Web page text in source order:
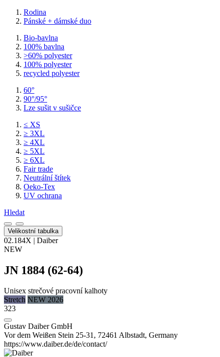
Rodina
Pánské + dámské duo
Bio-bavlna
100% bavlna
>60% polyester
100% polyester
recycled polyester
60°
90°/95°
Lze sušit v sušičce
≤ XS
≥ 3XL
≥ 4XL
≥ 5XL
≥ 6XL
Fair trade
Neutrální štítek
Oeko-Tex
UV ochrana
Hledat
Velikostní tabulka
02.184X | Daiber
NEW
JN 1884 (62-64)
Unisex strečové pracovní kalhoty
Stretch NEW 2026
323
Gustav Daiber GmbH
Vor dem Weißen Stein 25-31, 72461 Albstadt, Germany
https://www.daiber.de/de/contact/